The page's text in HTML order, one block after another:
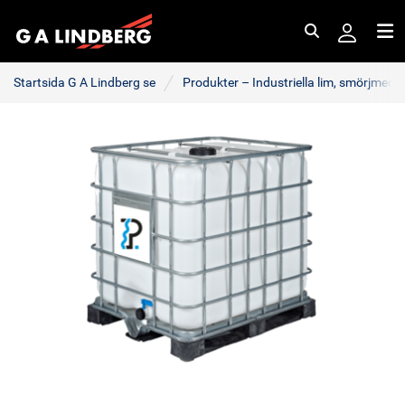
Startsida G A Lindberg se Produkter – Industriella lim,